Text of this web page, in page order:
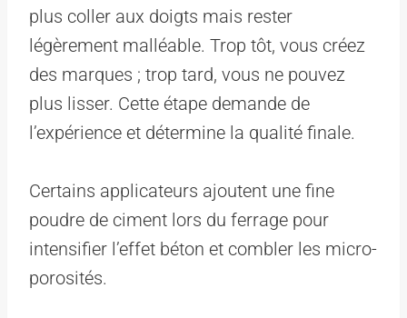
plus coller aux doigts mais rester
légèrement malléable. Trop tôt, vous créez
des marques ; trop tard, vous ne pouvez
plus lisser. Cette étape demande de
l’expérience et détermine la qualité finale.
Certains applicateurs ajoutent une fine
poudre de ciment lors du ferrage pour
intensifier l’effet béton et combler les micro-
porosités.